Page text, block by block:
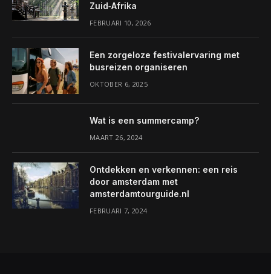
Zuid‑Afrika
FEBRUARI 10, 2026
Een zorgeloze festivalervaring met
busreizen organiseren
OKTOBER 6, 2025
Wat is een summercamp?
MAART 26, 2024
Ontdekken en verkennen: een reis
door amsterdam met
amsterdamtourguide.nl
FEBRUARI 7, 2024